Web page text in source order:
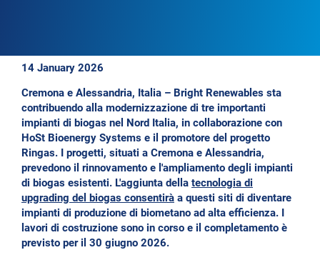
14 January 2026
Cremona e Alessandria, Italia – Bright Renewables sta
contribuendo alla modernizzazione di tre importanti
impianti di biogas nel Nord Italia, in collaborazione con
HoSt Bioenergy Systems e il promotore del progetto
Ringas. I progetti, situati a Cremona e Alessandria,
prevedono il rinnovamento e l'ampliamento degli impianti
di biogas esistenti. L'aggiunta della tecnologia di
upgrading del biogas consentirà a questi siti di diventare
impianti di produzione di biometano ad alta efficienza. I
lavori di costruzione sono in corso e il completamento è
previsto per il 30 giugno 2026.